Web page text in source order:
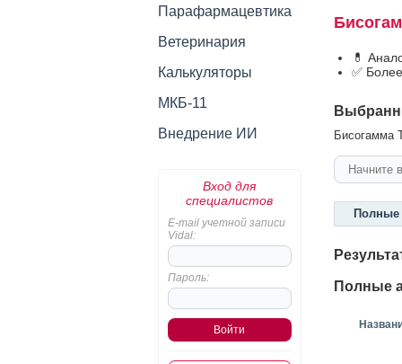
Парафармацевтика
Ветеринария
Калькуляторы
МКБ-11
Внедрение ИИ
Вход для
специалистов
E-mail учетной записи
Vidal:
Пароль:
💊
✅
Бисогамма
Полные
Полные